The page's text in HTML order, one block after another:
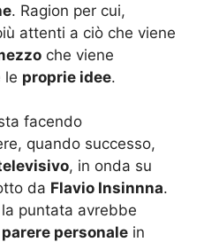
. Ragion per cui,
attenti a ciò che viene
che viene
le proprie idee.
facendo
quando successo,
, in onda su
da Flavio Insinnna.
puntata avrebbe
personale in